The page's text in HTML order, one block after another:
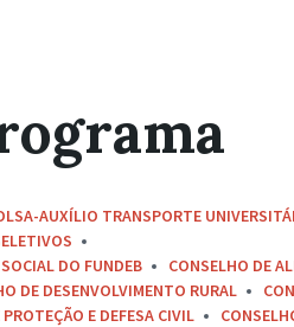
AUXÍLIO TRANSPORTE
DO FUNDEB
CONSELHO DE
DE DESENVOLVIMENTO RURAL
E DEFESA CIVIL